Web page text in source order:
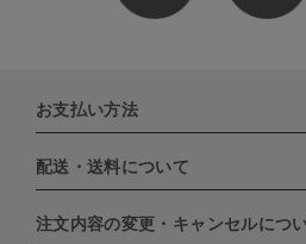
お支払い方法
下記お支払い方法よりお選びいただけま
・クレジットカード（
EXPRESS,Diners Club）
配送・送料について
配達業者：日本郵便
注文内容の変更・キャンセルにつ